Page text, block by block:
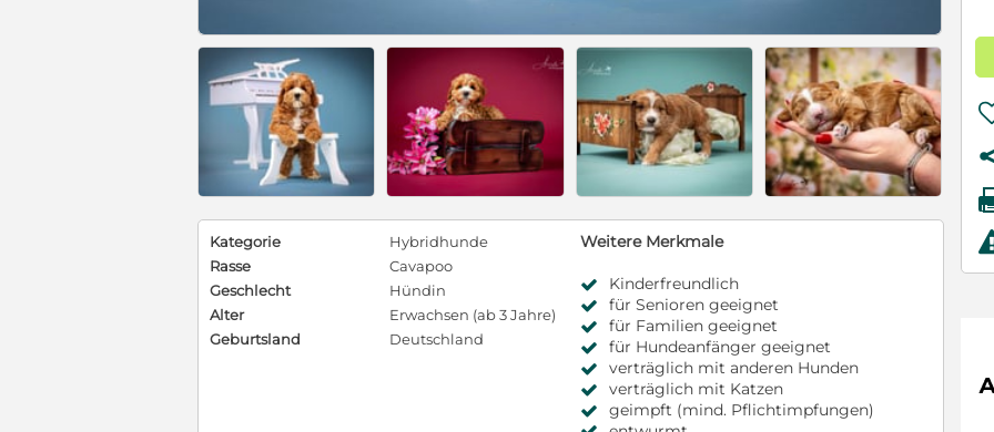
Kategorie
Hybridhunde
Rasse
Cavapoo
Geschlecht
Hündin
Alter
Erwachsen (ab 3 Jahre)
Geburtsland
Deutschland
Weitere Merkmale
Kinderfreundlich
für Senioren geeignet
für Familien geeignet
für Hundeanfänger geeignet
verträglich mit anderen Hunden
verträglich mit Katzen
geimpft (mind. Pflichtimpfungen)